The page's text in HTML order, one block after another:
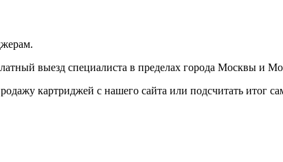
выезд специалиста в пределах города Москвы и
картриджей с нашего сайта или подсчитать итог